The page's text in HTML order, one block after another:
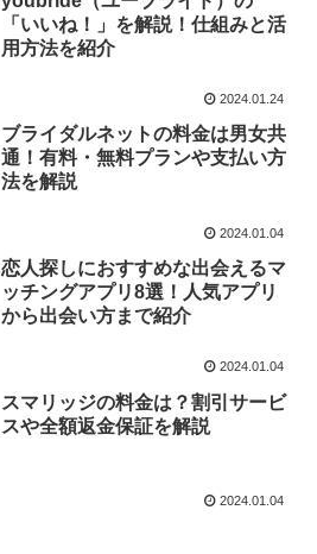
「いいね！」を解説！仕組みと活
用方法を紹介
2024.01.24
ブライダルネットの料金は男女共
通！有料・無料プランや支払い方
法を解説
2024.01.04
恋人探しにおすすめな出会えるマ
ッチングアプリ8選！人気アプリ
から出会い方まで紹介
2024.01.04
スマリッジの料金は？割引サービ
スや全額返金保証を解説
2024.01.04